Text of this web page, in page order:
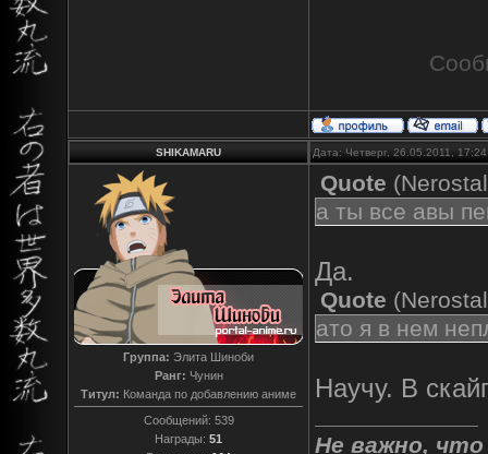
SHIKAMARU Дата: Четверг, 26.05.2011,
Группа: Элита Шиноби
Ранг: Чунин
Титул: Команда по добавлению аниме
Сообщений: 539
Награды: 51
Quote (
а ты все авы
Да.
Quote (
ато я в нем
Научу. В
Не важно, что